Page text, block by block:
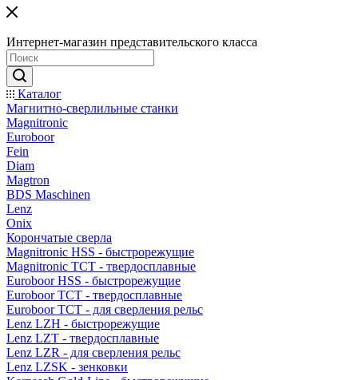
Интернет-магазин представительского класса
Каталог
Магнитно-сверлильные станки
Magnitronic
Euroboor
Fein
Diam
Magtron
BDS Maschinen
Lenz
Onix
Корончатые сверла
Magnitronic HSS - быстрорежущие
Magnitronic TCT - твердосплавные
Euroboor HSS - быстрорежущие
Euroboor TCT - твердосплавные
Euroboor TCT - для сверления рельс
Lenz LZH - быстрорежущие
Lenz LZT - твердосплавные
Lenz LZR - для сверления рельс
Lenz LZSK - зенковки